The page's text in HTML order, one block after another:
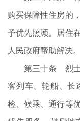
购买保障性住房的
予优先照顾。居住
人民政府帮助解决。
第三十条 烈士
客列车、轮船、长
检、候乘、通行等